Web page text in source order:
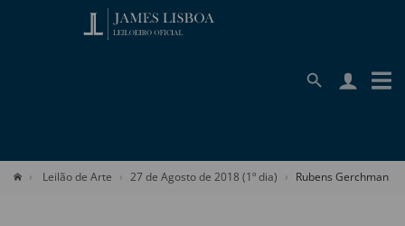
Leilão de Arte 27 de Agosto de 2018 (1º dia) Rubens Gerchman